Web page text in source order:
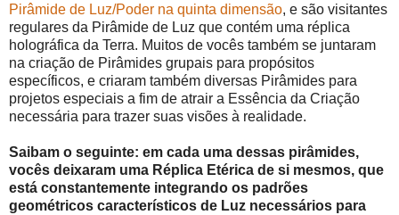
Pirâmide de Luz/Poder na quinta dimensão, e são visitantes
regulares da Pirâmide de Luz que contém uma réplica
holográfica da Terra. Muitos de vocês também se juntaram
na criação de Pirâmides grupais para propósitos
específicos, e criaram também diversas Pirâmides para
projetos especiais a fim de atrair a Essência da Criação
necessária para trazer suas visões à realidade.
Saibam o seguinte: em cada uma dessas pirâmides,
vocês deixaram uma Réplica Etérica de si mesmos, que
está constantemente integrando os padrões
geométricos característicos de Luz necessários para